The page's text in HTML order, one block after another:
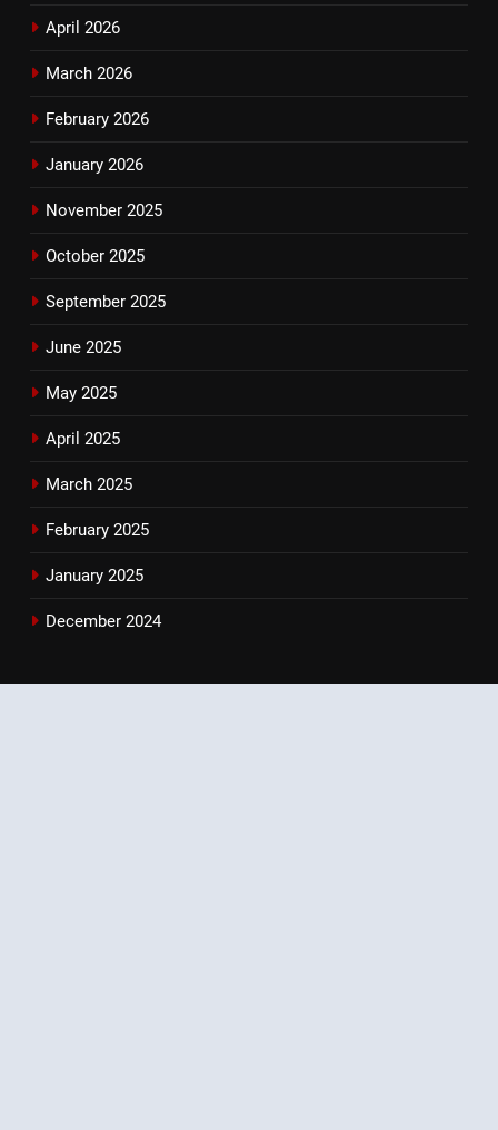
April 2026
March 2026
February 2026
January 2026
November 2025
October 2025
September 2025
June 2025
May 2025
April 2025
March 2025
February 2025
January 2025
December 2024